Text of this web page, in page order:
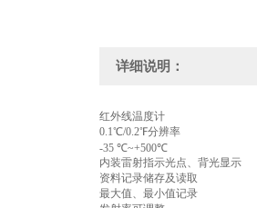
详细说明：
红外线温度计
0.1℃/0.2℉分辨率
-35 ℃~+500℃
内装雷射指示光点、背光显示
资料记录储存及读取
最大值、最小值记录